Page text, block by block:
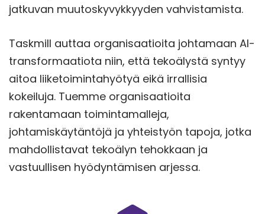
jatkuvan muutoskyvykkyyden vahvistamista.
Taskmill auttaa organisaatioita johtamaan AI-
transformaatiota niin, että tekoälystä syntyy
aitoa liiketoimintahyötyä eikä irrallisia
kokeiluja. Tuemme organisaatioita
rakentamaan toimintamalleja,
johtamiskäytäntöjä ja yhteistyön tapoja, jotka
mahdollistavat tekoälyn tehokkaan ja
vastuullisen hyödyntämisen arjessa.